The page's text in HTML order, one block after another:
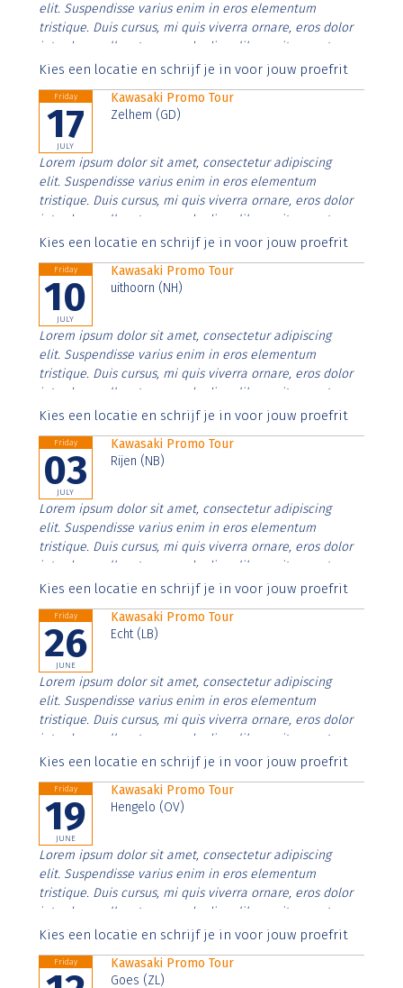
elit. Suspendisse varius enim in eros elementum
tristique. Duis cursus, mi quis viverra ornare, eros dolor
interdum nulla, ut commodo diam libero vitae erat.
Aenean faucibus nibh et justo cursus id rutrum lorem
Kies een locatie en schrijf je in voor jouw proefrit
Friday
17
JULY
Kawasaki Promo Tour
Zelhem (GD)
Lorem ipsum dolor sit amet, consectetur adipiscing
elit. Suspendisse varius enim in eros elementum
tristique. Duis cursus, mi quis viverra ornare, eros dolor
interdum nulla, ut commodo diam libero vitae erat.
Aenean faucibus nibh et justo cursus id rutrum lorem
Kies een locatie en schrijf je in voor jouw proefrit
Friday
10
JULY
Kawasaki Promo Tour
uithoorn (NH)
Lorem ipsum dolor sit amet, consectetur adipiscing
elit. Suspendisse varius enim in eros elementum
tristique. Duis cursus, mi quis viverra ornare, eros dolor
interdum nulla, ut commodo diam libero vitae erat.
Aenean faucibus nibh et justo cursus id rutrum lorem
Kies een locatie en schrijf je in voor jouw proefrit
Friday
03
JULY
Kawasaki Promo Tour
Rijen (NB)
Lorem ipsum dolor sit amet, consectetur adipiscing
elit. Suspendisse varius enim in eros elementum
tristique. Duis cursus, mi quis viverra ornare, eros dolor
interdum nulla, ut commodo diam libero vitae erat.
Aenean faucibus nibh et justo cursus id rutrum lorem
Kies een locatie en schrijf je in voor jouw proefrit
Friday
26
JUNE
Kawasaki Promo Tour
Echt (LB)
Lorem ipsum dolor sit amet, consectetur adipiscing
elit. Suspendisse varius enim in eros elementum
tristique. Duis cursus, mi quis viverra ornare, eros dolor
interdum nulla, ut commodo diam libero vitae erat.
Aenean faucibus nibh et justo cursus id rutrum lorem
Kies een locatie en schrijf je in voor jouw proefrit
Friday
19
JUNE
Kawasaki Promo Tour
Hengelo (OV)
Lorem ipsum dolor sit amet, consectetur adipiscing
elit. Suspendisse varius enim in eros elementum
tristique. Duis cursus, mi quis viverra ornare, eros dolor
interdum nulla, ut commodo diam libero vitae erat.
Aenean faucibus nibh et justo cursus id rutrum lorem
Kies een locatie en schrijf je in voor jouw proefrit
Friday
Kawasaki Promo Tour
Goes (ZL)